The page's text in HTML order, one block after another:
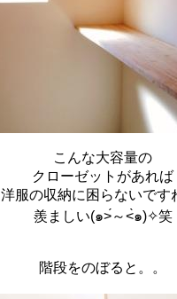
こんな大容量の
クローゼットがあれば
洋服の収納に困らないで
羨ましい(๑˃́～˂̀๑)✧笑
階段をのぼると。。